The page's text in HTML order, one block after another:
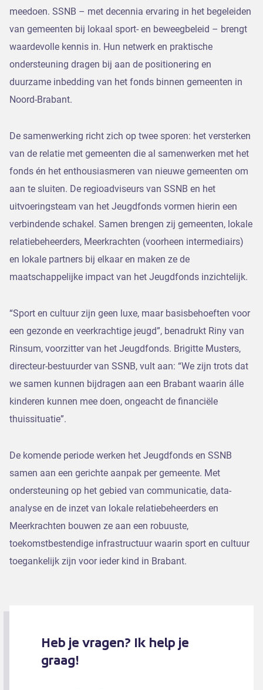
meedoen. SSNB – met decennia ervaring in het begeleiden
van gemeenten bij lokaal sport- en beweegbeleid – brengt
waardevolle kennis in. Hun netwerk en praktische
ondersteuning dragen bij aan de positionering en
duurzame inbedding van het fonds binnen gemeenten in
Noord-Brabant.
De samenwerking richt zich op twee sporen: het versterken
van de relatie met gemeenten die al samenwerken met het
fonds én het enthousiasmeren van nieuwe gemeenten om
aan te sluiten. De regioadviseurs van SSNB en het
uitvoeringsteam van het Jeugdfonds vormen hierin een
verbindende schakel. Samen brengen zij gemeenten, lokale
relatiebeheerders, Meerkrachten (voorheen intermediairs)
en lokale partners bij elkaar en maken ze de
maatschappelijke impact van het Jeugdfonds inzichtelijk.
“Sport en cultuur zijn geen luxe, maar basisbehoeften voor
een gezonde en veerkrachtige jeugd”, benadrukt Riny van
Rinsum, voorzitter van het Jeugdfonds. Brigitte Musters,
directeur-bestuurder van SSNB, vult aan: “We zijn trots dat
we samen kunnen bijdragen aan een Brabant waarin álle
kinderen kunnen mee doen, ongeacht de financiële
thuissituatie”.
De komende periode werken het Jeugdfonds en SSNB
samen aan een gerichte aanpak per gemeente. Met
ondersteuning op het gebied van communicatie, data-
analyse en de inzet van lokale relatiebeheerders en
Meerkrachten bouwen ze aan een robuuste,
toekomstbestendige infrastructuur waarin sport en cultuur
toegankelijk zijn voor ieder kind in Brabant.
Heb je vragen? Ik help je
graag!